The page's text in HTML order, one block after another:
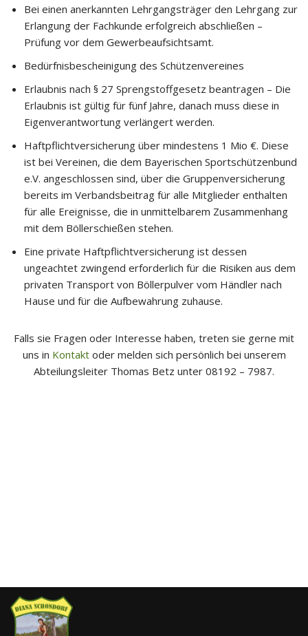
Bei einen anerkannten Lehrgangsträger den Lehrgang zur
Erlangung der Fachkunde erfolgreich abschließen –
Prüfung vor dem Gewerbeaufsichtsamt.
Bedürfnisbescheinigung des Schützenvereines
Erlaubnis nach § 27 Sprengstoffgesetz beantragen – Die
Erlaubnis ist gültig für fünf Jahre, danach muss diese in
Eigenverantwortung verlängert werden.
Haftpflichtversicherung über mindestens 1 Mio €. Diese
ist bei Vereinen, die dem Bayerischen Sportschützenbund
e.V. angeschlossen sind, über die Gruppenversicherung
bereits im Verbandsbeitrag für alle Mitglieder enthalten
für alle Ereignisse, die in unmittelbarem Zusammenhang
mit dem Böllerschießen stehen.
Eine private Haftpflichtversicherung ist dessen
ungeachtet zwingend erforderlich für die Risiken aus dem
privaten Transport von Böllerpulver vom Händler nach
Hause und für die Aufbewahrung zuhause.
Falls sie Fragen oder Interesse haben, treten sie gerne mit
uns in Kontaktoder melden sich persönlich bei unserem
Abteilungsleiter Thomas Betz unter 08192 – 7987.